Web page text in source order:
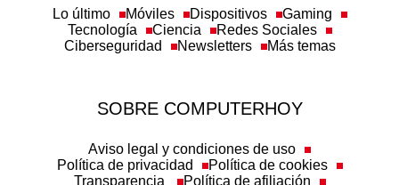
Tecnología
Ciencia
Redes Sociales
Ciberseguridad
Newsletters Más temas
Política de privacidad
Política de cookies
Transparencia
Política de afiliación
Misión y valores
Suscripción